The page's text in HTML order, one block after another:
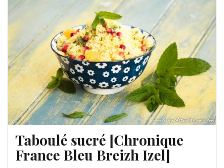
Taboulé sucré [Chronique
France Bleu Breizh Izel]